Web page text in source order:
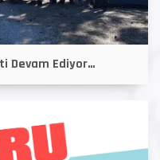
Devam Ediyor…